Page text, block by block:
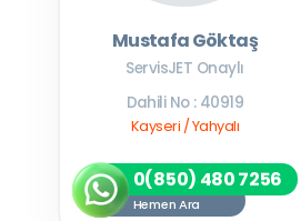
Mustafa Göktaş
ServisJET Onaylı
Dahili No : 40919
Kayseri / Yahyalı
0(850) 480 7256
Hemen Ara